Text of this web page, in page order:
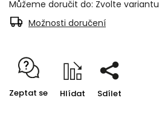
Můžeme doručit do: Zvolte variantu
Možnosti doručení
Zeptat se Hlídat Sdílet